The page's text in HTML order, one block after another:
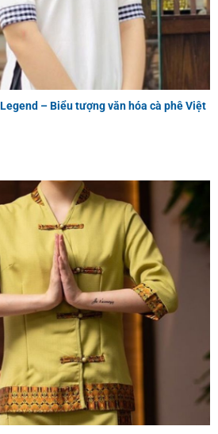
– Biểu tượng văn hóa cà phê Việt